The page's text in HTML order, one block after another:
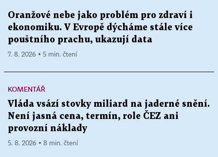
Oranžové nebe jako problém pro zdraví i
ekonomiku. V Evropě dýcháme stále více
pouštního prachu, ukazují data
7. 8. 2026 ▪ 5 min. čtení
KOMENTÁŘ
Vláda vsází stovky miliard na jaderné snění.
Není jasná cena, termín, role ČEZ ani
provozní náklady
5. 8. 2026 ▪ 8 min. čtení